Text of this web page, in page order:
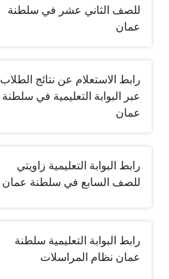
للصف الثاني عشر في سلطنة
عمان
رابط الاستعلام عن نتائج الطلاب
عبر البوابة التعليمية في سلطنة
عمان
رابط البوابة التعليمية زاويتي
للصف السابع في سلطنة عمان
رابط البوابة التعليمية سلطنة
عمان نظام المراسلات